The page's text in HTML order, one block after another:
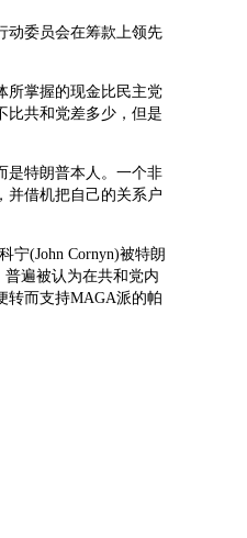
动委员会在筹款上领先
所掌握的现金比民主党
比共和党差多少，但是
是特朗普本人。一个非
并借机把自己的关系户
宁(John Cornyn)被特朗
普遍被认为在共和党内
转而支持MAGA派的帕